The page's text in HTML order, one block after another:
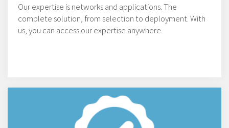
Our expertise is networks and applications. The
complete solution, from selection to deployment. With
us, you can access our expertise anywhere.